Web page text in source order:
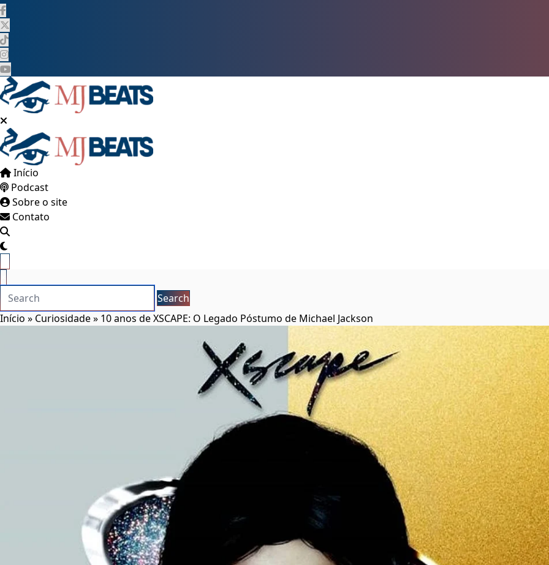
Pular
para
o
conteúdo
Início
Podcast
Sobre o site
Contato
Início » Curiosidade» 10 anos de XSCAPE: O Legado Póstumo de Michael Jackson